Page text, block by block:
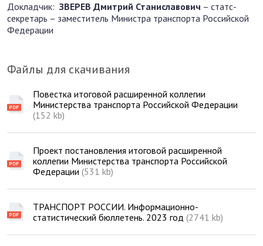
Докладчик: ЗВЕРЕВ Дмитрий Станиславович – статс-
секретарь – заместитель Министра транспорта Российской
Федерации
Файлы для скачивания
Повестка итоговой расширенной коллегии
Министерства транспорта Российской Федерации
(152 kb)
Проект постановления итоговой расширенной
коллегии Министерства транспорта Российской
Федерации (531 kb)
ТРАНСПОРТ РОССИИ. Информационно-
статистический бюллетень. 2023 год (2741 kb)